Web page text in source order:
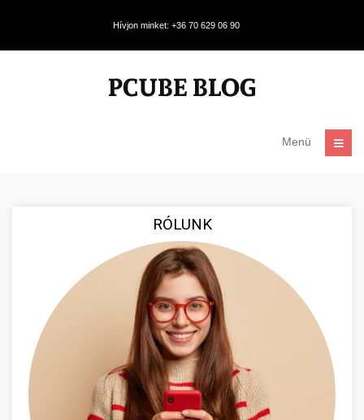
Hívjon minket: +36 70 629 06 90
Menü
RÓLUNK